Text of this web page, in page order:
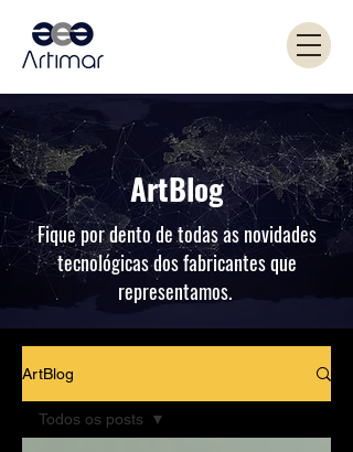
ArtBlog
Fique por dento de todas as novidades
tecnológicas dos fabricantes que
representamos.
ArtBlog
Todos os posts